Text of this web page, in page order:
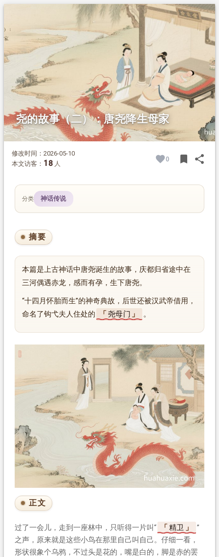
尧的故事（二）：唐尧降生母家
修改时间：2026-05-10
本文访客： 18 人
0 bookmark share
分类 神话传说
摘要
本篇是上古神话中唐尧诞生的故事，庆都归省途中在
三河偶遇赤龙，感而有孕，生下唐尧。
“十四月怀胎而生”的神奇典故，后世还被汉武帝借用，
命名了钩弋夫人住处的
尧母门 。
正文
过了一会儿，走到一座林中，只听得一片叫“ 精卫
”
之声，原来就是这些小鸟在那里自己叫自己。仔细一看，
形状很象个乌鸦，不过头是花的，嘴是白的，脚是赤的罢